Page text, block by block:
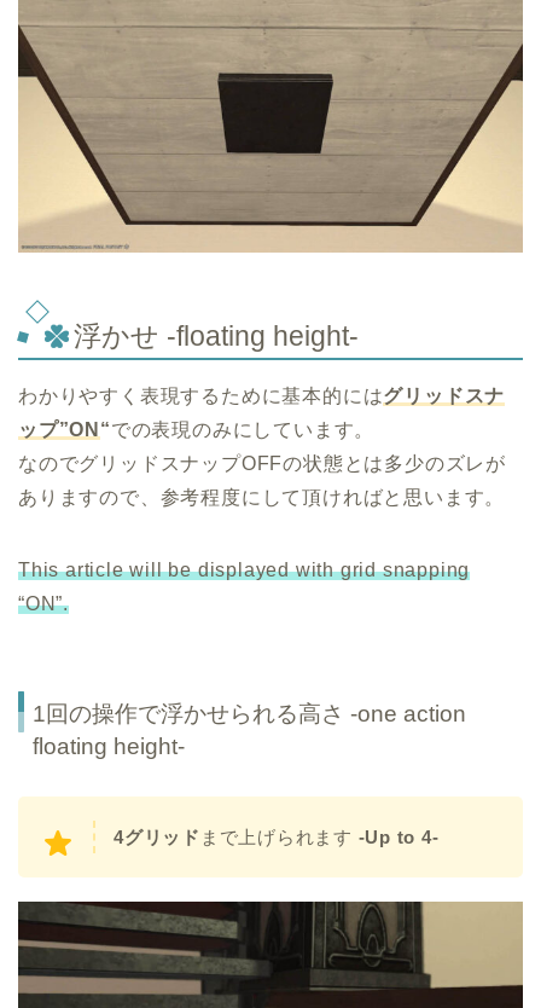
浮かせ -floating height-
わかりやすく表現するために基本的にはグリッドスナ
ップ”ON “での表現のみにしています。
なのでグリッドスナップOFFの状態とは多少のズレが
ありますので、参考程度にして頂ければと思います。
This article will be displayed with grid snapping
“ON”.
1回の操作で浮かせられる高さ -one action
floating height-
4グリッド まで上げられます -Up to 4-